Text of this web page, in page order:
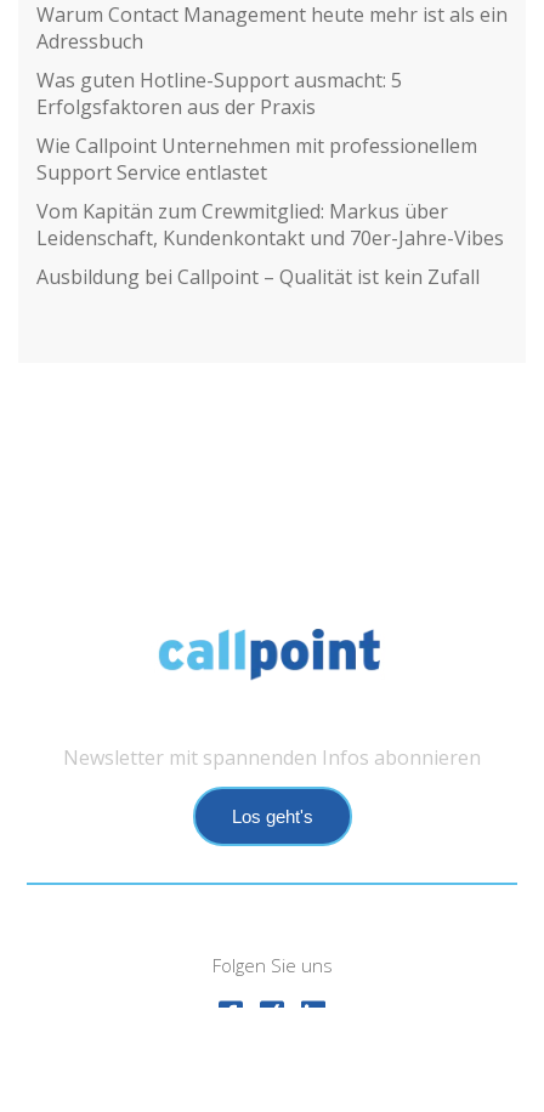
Warum Contact Management heute mehr ist als ein
Adressbuch
Was guten Hotline-Support ausmacht: 5
Erfolgsfaktoren aus der Praxis
Wie Callpoint Unternehmen mit professionellem
Support Service entlastet
Vom Kapitän zum Crewmitglied: Markus über
Leidenschaft, Kundenkontakt und 70er-Jahre-Vibes
Ausbildung bei Callpoint – Qualität ist kein Zufall
Newsletter mit spannenden Infos abonnieren
Los geht's
Folgen Sie uns